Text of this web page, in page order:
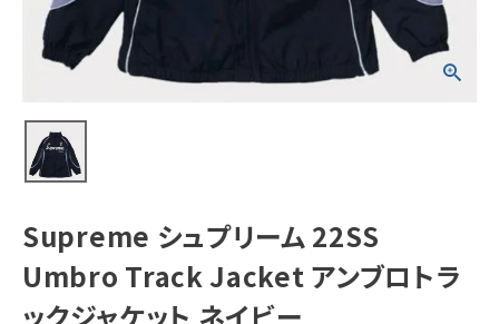
NEW ITEMS
CATEGORY
Tシャツ・ロングスリーブ
パーカー・トレーナー
キャップ・ハット
ニット帽・ビーニー
Supreme シュプリーム 22SS
Umbro Track Jacket アンブロトラ
ックジャケット ネイビー